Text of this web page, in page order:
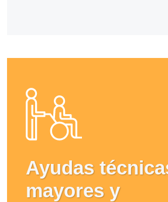
Ayudas
mayores y